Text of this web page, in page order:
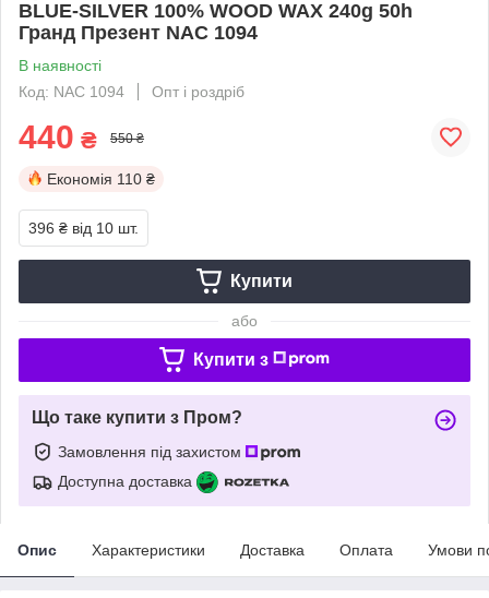
BLUE-SILVER 100% WOOD WAX 240g 50h
Гранд Презент NAC 1094
В наявності
Код: NAC 1094
Опт і роздріб
440 ₴ 550 ₴
Економія 110 ₴
396 ₴ від 10 шт.
Купити
або
Купити з
Що таке купити з Пром?
Замовлення під захистом
Доступна доставка
Опис Характеристики Доставка Оплата Умови